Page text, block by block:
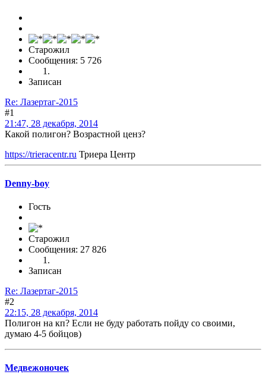
Старожил
Сообщения: 5 726
Записан
Re: Лазертаг-2015
#1
21:47, 28 декабря, 2014
Какой полигон? Возрастной ценз?
https://trieracentr.ru Триера Центр
Denny-boy
Гость
Старожил
Сообщения: 27 826
Записан
Re: Лазертаг-2015
#2
22:15, 28 декабря, 2014
Полигон на кп? Если не буду работать пойду со своими,
думаю 4-5 бойцов)
Медвежоночек